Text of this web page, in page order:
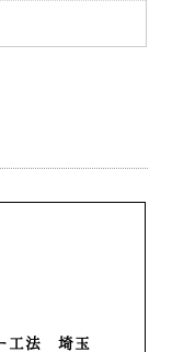
工法 埼玉